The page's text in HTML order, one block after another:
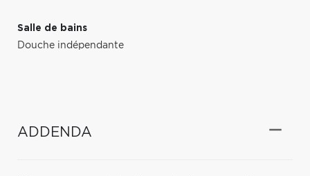
Salle de bains
Douche indépendante
ADDENDA